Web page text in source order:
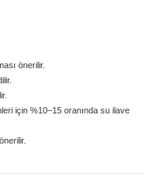
önerilir.
için %10–15 oranında su ilave